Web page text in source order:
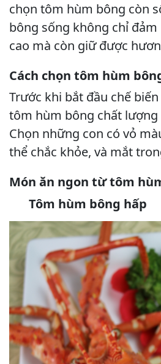
chọn tôm hùm bông còn
bông sống không chỉ
cao mà còn giữ được
Cách chọn tôm hùm
Trước khi bắt đầu chế
tôm hùm bông chất lượng
Chọn những con có vỏ
thể chắc khỏe, và mắt
Món ăn ngon từ tôm
Tôm hùm bông hấp